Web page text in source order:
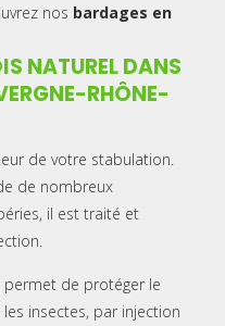
nos bardages en
NATUREL DANS
RHÔNE-
de votre stabulation.
de nombreux
il est traité et
permet de protéger le
insectes, par injection